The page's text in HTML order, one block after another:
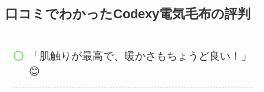
口コミでわかったCodexy電気毛布の評判
「肌触りが最高で、暖かさもちょうど良い！」
😊